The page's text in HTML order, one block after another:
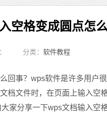
空格变成圆点怎
分类： 软件教程
回事？wps软件是许多用户
档文件时，在页面上输入空
家分享一下wps文档输入空